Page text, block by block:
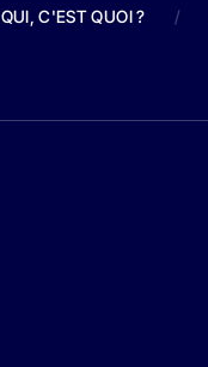
C'EST QUOI ? /